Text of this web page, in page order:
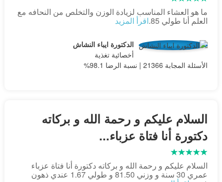
ما هو العشاء المناسب لزيادة الوزن والتخلص من النحافه مع
العلم أنا طولي 85. اقرأ المزيد
الدكتورة ايباء النشاش
أخصائية تغذية
الأسئلة المجابة 21366 | نسبة الرضا 98.1%
السلام عليكم و رحمة الله و بركاته
دكتورة أنا فتاة عزباء...
السلام عليكم و رحمة الله و بركاته دكتورة أنا فتاة عزباء
عمري 30 سنة و وزني 81.50 و طولي 1.67 عندي ذهون